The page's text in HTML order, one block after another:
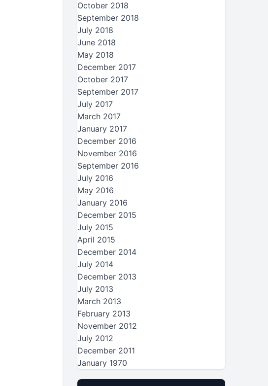
October 2018
September 2018
July 2018
June 2018
May 2018
December 2017
October 2017
September 2017
July 2017
March 2017
January 2017
December 2016
November 2016
September 2016
July 2016
May 2016
January 2016
December 2015
July 2015
April 2015
December 2014
July 2014
December 2013
July 2013
March 2013
February 2013
November 2012
July 2012
December 2011
January 1970